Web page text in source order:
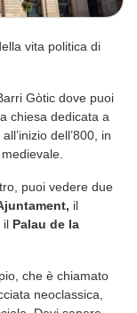
vita politica di
Gòtic dove puoi
chiesa dedicata a
dell’800, in
puoi vedere due
il
il Palau de la
che è chiamato
neoclassica,